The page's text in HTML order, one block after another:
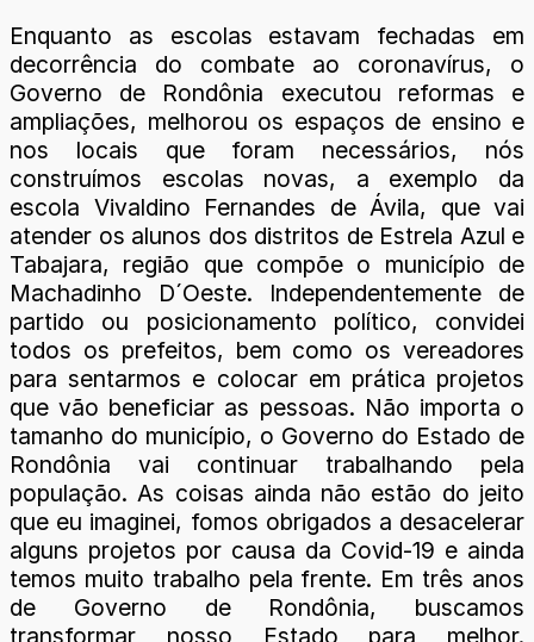
Enquanto as escolas estavam fechadas em
decorrência do combate ao coronavírus, o
Governo de Rondônia executou reformas e
ampliações, melhorou os espaços de ensino e
nos locais que foram necessários, nós
construímos escolas novas, a exemplo da
escola Vivaldino Fernandes de Ávila, que vai
atender os alunos dos distritos de Estrela Azul e
Tabajara, região que compõe o município de
Machadinho D´Oeste. Independentemente de
partido ou posicionamento político, convidei
todos os prefeitos, bem como os vereadores
para sentarmos e colocar em prática projetos
que vão beneficiar as pessoas. Não importa o
tamanho do município, o Governo do Estado de
Rondônia vai continuar trabalhando pela
população. As coisas ainda não estão do jeito
que eu imaginei, fomos obrigados a desacelerar
alguns projetos por causa da Covid-19 e ainda
temos muito trabalho pela frente. Em três anos
de Governo de Rondônia, buscamos
transformar nosso Estado para melhor.